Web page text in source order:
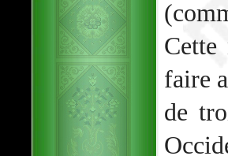
Cette
faire
de